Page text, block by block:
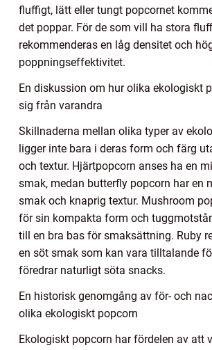
fluffigt, lätt eller tungt popcornet
det poppar. För de som vill ha stora
rekommenderas en låg densitet och
poppningseffektivitet.
En diskussion om hur olika ekologiskt
sig från varandra
Skillnaderna mellan olika typer av
ligger inte bara i deras form och färg
och textur. Hjärtpopcorn anses ha en
smak, medan butterfly popcorn har en
smak och knaprig textur. Mushroom
för sin kompakta form och
till en bra bas för smaksättning. Ruby
en söt smak som kan vara tilltalande
föredrar naturligt söta snacks.
En historisk genomgång av för- och
olika ekologiskt popcorn
Ekologiskt popcorn har fördelen av att